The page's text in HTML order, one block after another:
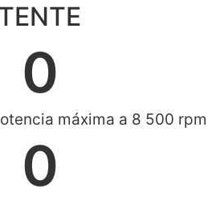
máxima a 8 500 rpm
0
0